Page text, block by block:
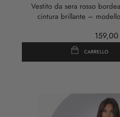
Vestito da sera rosso
cintura brillante –
CARRELLO